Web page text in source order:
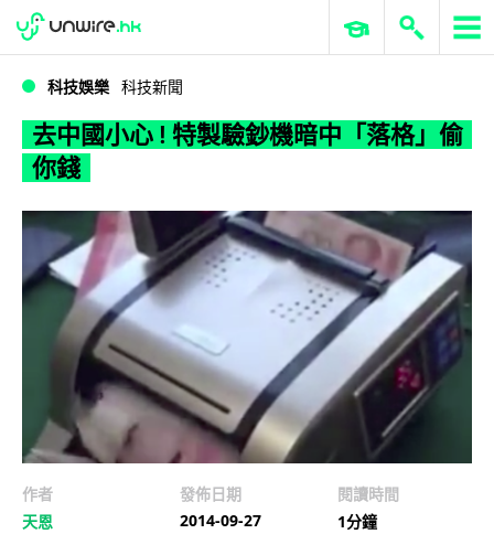
去中國小心 ! 特製驗鈔機暗中「落格」偷你錢
WWDC 2026 ERP 與商業 AI
科技娛樂 科技新聞
去中國小心 ! 特製驗鈔機暗中「落格」偷
你錢
作者
天恩
發佈日期
2014-09-27
閱讀時間
1分鐘